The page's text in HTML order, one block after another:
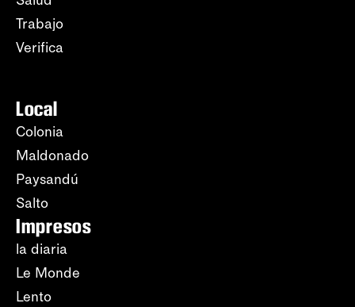
Trabajo
Verifica
Local
Colonia
Maldonado
Paysandú
Salto
Impresos
la diaria
Le Monde
Lento